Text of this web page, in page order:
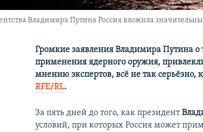
Владимира Путина Россия вложила
Громкие заявления Владимира Путина о
применения ядерного оружия,
мнению экспертов, всё не так
RFE/RL.
За пять дней до того, как президент
условий, при которых Россия может